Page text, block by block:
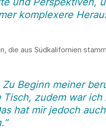
komplexere
die aus Südkalifornien
Zu Beginn meiner
zudem war
hat mir jedoch